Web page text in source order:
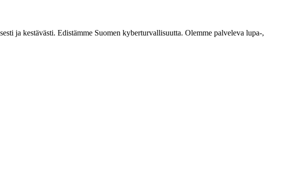
ja kestävästi. Edistämme Suomen kyberturvallisuutta. Olemme palveleva lupa-,